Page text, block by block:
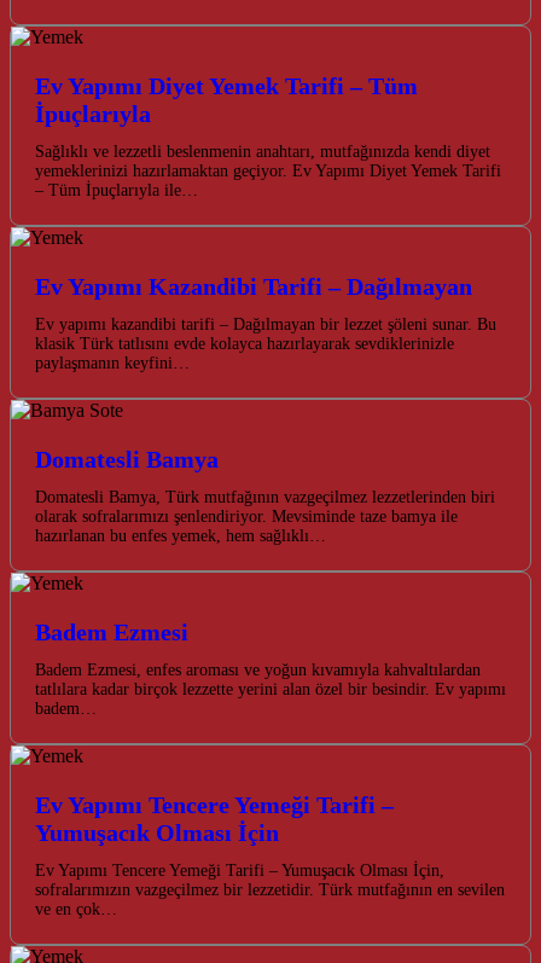
Ev Yapımı Diyet Yemek Tarifi – Tüm
İpuçlarıyla
Sağlıklı ve lezzetli beslenmenin anahtarı, mutfağınızda kendi diyet
yemeklerinizi hazırlamaktan geçiyor. Ev Yapımı Diyet Yemek Tarifi
– Tüm İpuçlarıyla ile…
Ev Yapımı Kazandibi Tarifi – Dağılmayan
Ev yapımı kazandibi tarifi – Dağılmayan bir lezzet şöleni sunar. Bu
klasik Türk tatlısını evde kolayca hazırlayarak sevdiklerinizle
paylaşmanın keyfini…
Domatesli Bamya
Domatesli Bamya, Türk mutfağının vazgeçilmez lezzetlerinden biri
olarak sofralarımızı şenlendiriyor. Mevsiminde taze bamya ile
hazırlanan bu enfes yemek, hem sağlıklı…
Badem Ezmesi
Badem Ezmesi, enfes aroması ve yoğun kıvamıyla kahvaltılardan
tatlılara kadar birçok lezzette yerini alan özel bir besindir. Ev yapımı
badem…
Ev Yapımı Tencere Yemeği Tarifi –
Yumuşacık Olması İçin
Ev Yapımı Tencere Yemeği Tarifi – Yumuşacık Olması İçin,
sofralarımızın vazgeçilmez bir lezzetidir. Türk mutfağının en sevilen
ve en çok…